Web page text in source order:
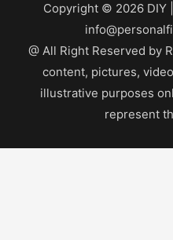
Copyright © 2026 DIY|
@ All Right Reserved by
content, pictures,
illustrative purposes
represent